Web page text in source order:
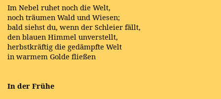
Im Nebel ruhet noch die Welt,
noch träumen Wald und Wiesen;
bald siehst du, wenn der Schleier fällt,
den blauen Himmel unverstellt,
herbstkräftig die gedämpfte Welt
in warmem Golde fließen
In der Frühe